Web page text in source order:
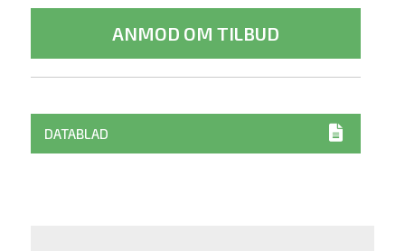
ANMOD OM TILBUD
DATABLAD